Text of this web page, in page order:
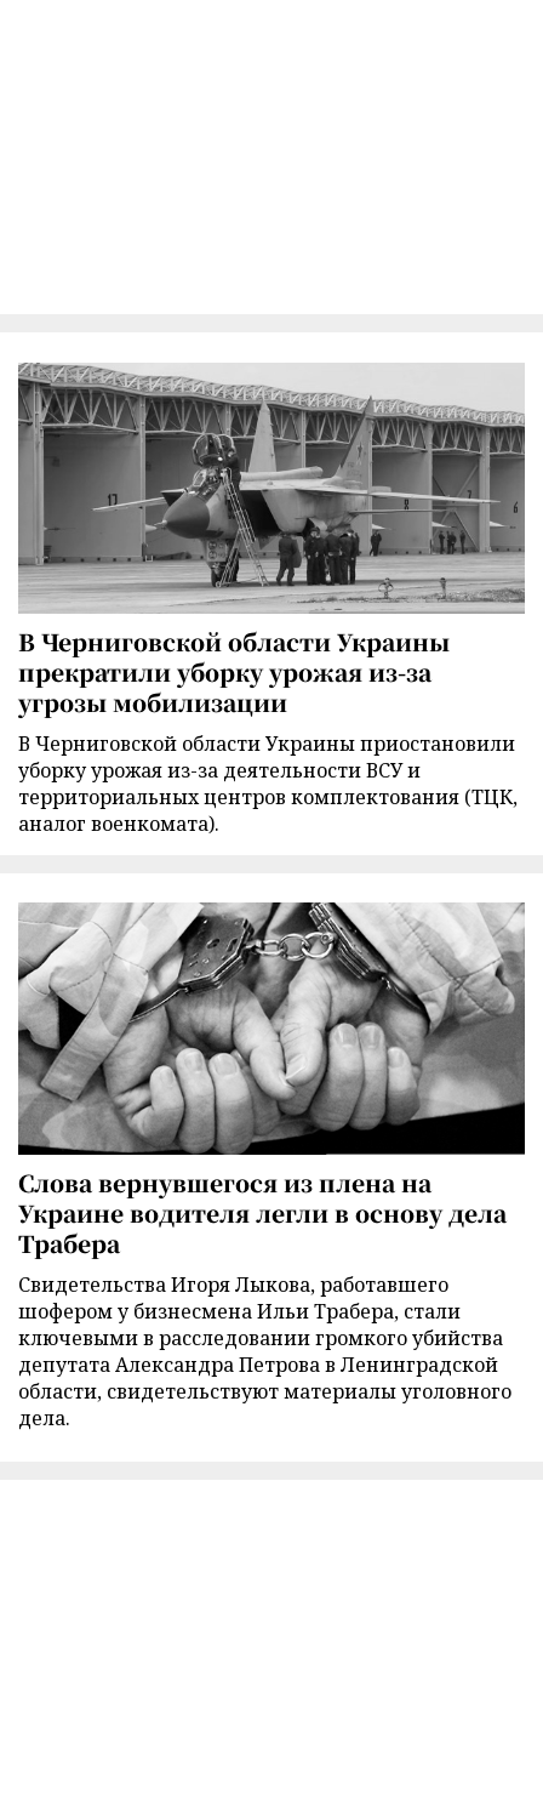
В Черниговской области Украины
прекратили уборку урожая из-за
угрозы мобилизации
В Черниговской области Украины приостановили
уборку урожая из-за деятельности ВСУ и
территориальных центров комплектования (ТЦК,
аналог военкомата).
Слова вернувшегося из плена на
Украине водителя легли в основу дела
Трабера
Свидетельства Игоря Лыкова, работавшего
шофером у бизнесмена Ильи Трабера, стали
ключевыми в расследовании громкого убийства
депутата Александра Петрова в Ленинградской
области, свидетельствуют материалы уголовного
дела.